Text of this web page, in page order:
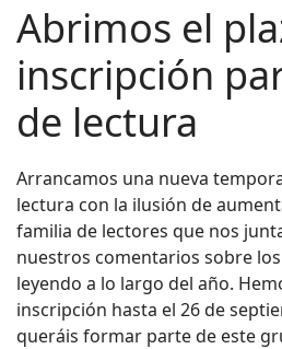
Abrimos el
inscripción
de lectura
Arrancamos una nueva
lectura con la ilusión de
familia de lectores que nos
nuestros comentarios sobre
leyendo a lo largo del año.
inscripción hasta el 26 de
queráis formar parte de este